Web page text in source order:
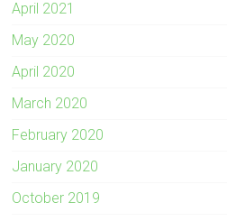
April 2021
May 2020
April 2020
March 2020
February 2020
January 2020
October 2019